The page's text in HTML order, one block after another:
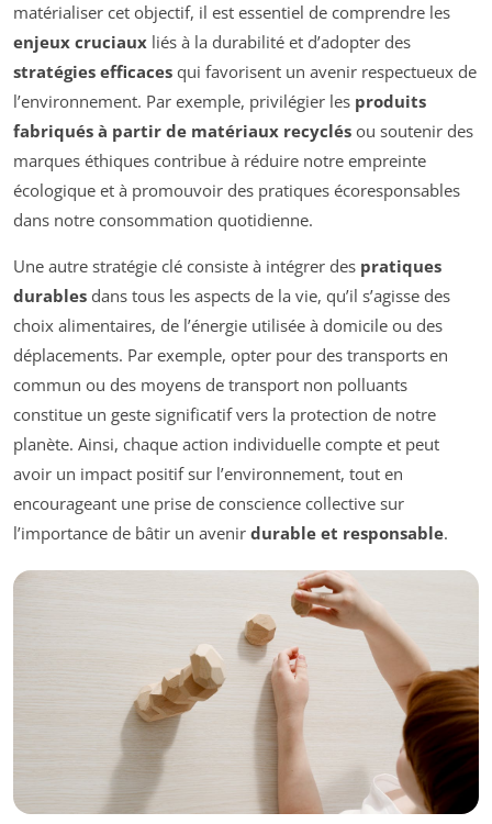
matérialiser cet objectif, il est essentiel de comprendre les
enjeux cruciaux liés à la durabilité et d’adopter des
stratégies efficaces qui favorisent un avenir respectueux de
l’environnement. Par exemple, privilégier les produits
fabriqués à partir de matériaux recyclés ou soutenir des
marques éthiques contribue à réduire notre empreinte
écologique et à promouvoir des pratiques écoresponsables
dans notre consommation quotidienne.
Une autre stratégie clé consiste à intégrer des pratiques
durables dans tous les aspects de la vie, qu’il s’agisse des
choix alimentaires, de l’énergie utilisée à domicile ou des
déplacements. Par exemple, opter pour des transports en
commun ou des moyens de transport non polluants
constitue un geste significatif vers la protection de notre
planète. Ainsi, chaque action individuelle compte et peut
avoir un impact positif sur l’environnement, tout en
encourageant une prise de conscience collective sur
l’importance de bâtir un avenir durable et responsable.